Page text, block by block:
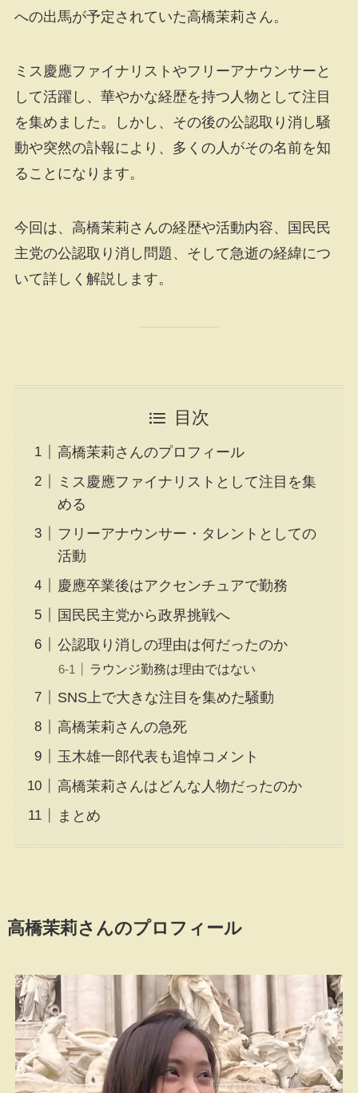
への出馬が予定されていた高橋茉莉さん。
ミス慶應ファイナリストやフリーアナウンサーと
して活躍し、華やかな経歴を持つ人物として注目
を集めました。しかし、その後の公認取り消し騒
動や突然の訃報により、多くの人がその名前を知
ることになります。
今回は、高橋茉莉さんの経歴や活動内容、国民民
主党の公認取り消し問題、そして急逝の経緯につ
いて詳しく解説します。
目次
高橋茉莉さんのプロフィール
ミス慶應ファイナリストとして注目を集
める
フリーアナウンサー・タレントとしての
活動
慶應卒業後はアクセンチュアで勤務
国民民主党から政界挑戦へ
公認取り消しの理由は何だったのか
ラウンジ勤務は理由ではない
SNS上で大きな注目を集めた騒動
高橋茉莉さんの急死
玉木雄一郎代表も追悼コメント
高橋茉莉さんはどんな人物だったのか
まとめ
高橋茉莉さんのプロフィール